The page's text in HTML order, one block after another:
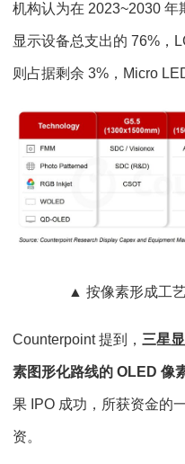
机构认为在 2023~2030
显示设备总支出的 76%，
则占据剩余 3%，Micro
▲ 按像素形成工
Counterpoint 提到， 三星
素图形化路线的 OLED 像
果 IPO 成功，所获资金的
资。